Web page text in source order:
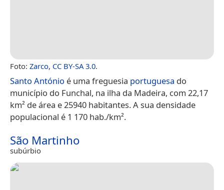
Foto: Zarco, CC BY-SA 3.0.
Santo António é uma freguesia portuguesa do
município do Funchal, na ilha da Madeira, com 22,17
km² de área e 25940 habitantes. A sua densidade
populacional é 1 170 hab./km².
São Martinho
subúrbio